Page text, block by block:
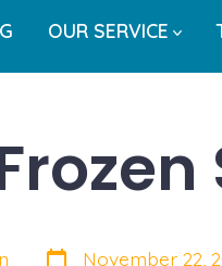
OUR SERVICE
Post November 22,